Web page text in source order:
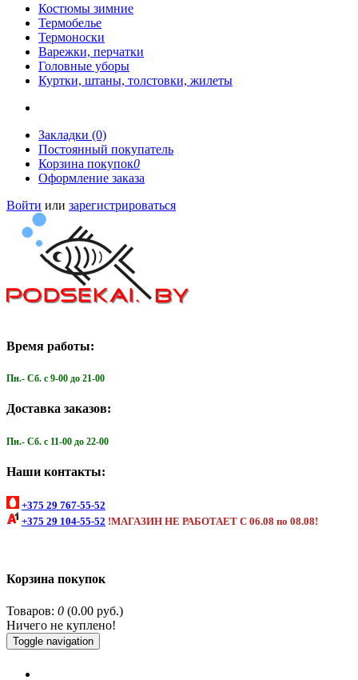
Костюмы зимние
Термобелье
Термоноски
Варежки, перчатки
Головные уборы
Куртки, штаны, толстовки, жилеты
Закладки (0)
Постоянный покупатель
Корзина покупок0
Оформление заказа
Войти или зарегистрироваться
Время работы:
Пн.- Cб. с 9-00 до 21-00
Доставка заказов:
Пн.- Cб. с 11-00 до 22-00
Наши контакты:
+375 29 767-55-52
+375 29 104-55-52 !МАГАЗИН НЕ РАБОТАЕТ С 06.08 по 08.08!
Корзина покупок
Товаров: 0 (0.00 руб.)
Ничего не куплено!
Toggle navigation